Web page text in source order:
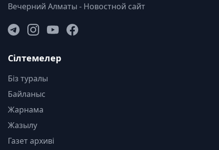
Вечерний Алматы - Новостной сайт
Сілтемелер
Біз туралы
Байланыс
Жарнама
Жазылу
Газет архиві